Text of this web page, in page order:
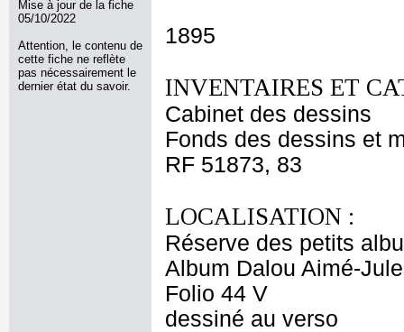
Mise à jour de la fiche
05/10/2022
Attention, le contenu de
cette fiche ne reflète
pas nécessairement le
dernier état du savoir.
1895
INVENTAIRES ET
Cabinet des dessins
Fonds des dessins et
RF 51873, 83
LOCALISATION :
Réserve des petits
Album Dalou Aimé-
Folio 44 V
dessiné au verso